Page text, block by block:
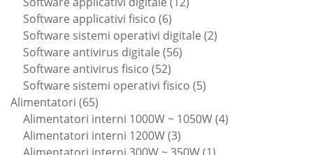
Software applicativi fisico 66
prodotti
Software sistemi operativi digitale 22
Software antivirus digitale 5656
Software antivirus fisico 5252
prodotti
Software sistemi operativi fisico 55
Alimentatori 6565
prodotti
Alimentatori interni 1000W ~ 1050W 44
Alimentatori interni 1200W 33
prodotti1